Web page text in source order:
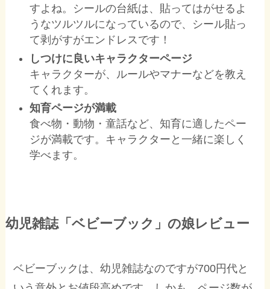
すよね。シールの台紙は、貼ってはがせるよ
うなツルツルになっているので、シール貼っ
て剥がすがエンドレスです！
しつけに良いキャラクターページ
キャラクターが、ルールやマナーなどを教え
てくれます。
知育ページが満載
食べ物・動物・童話など、知育に適したペー
ジが満載です。キャラクターと一緒に楽しく
学べます。
幼児雑誌「ベビーブック」の娘レビュー
ベビーブックは、幼児雑誌なのですが700円代と